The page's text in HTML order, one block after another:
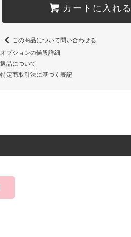
カートに入れる
この商品について問い合わせる
オプションの値段詳細
返品について
特定商取引法に基づく表記